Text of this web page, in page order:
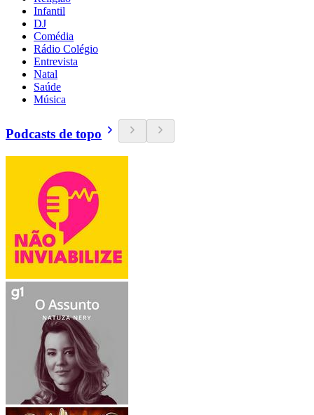
Infantil
DJ
Comédia
Rádio Colégio
Entrevista
Natal
Saúde
Música
Podcasts de topo